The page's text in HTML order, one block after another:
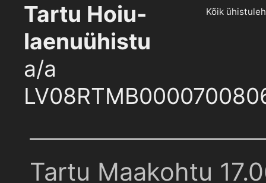
Tartu Hoiu-
laenuühistu
a/a
Kõik
Tartu Maakohtu